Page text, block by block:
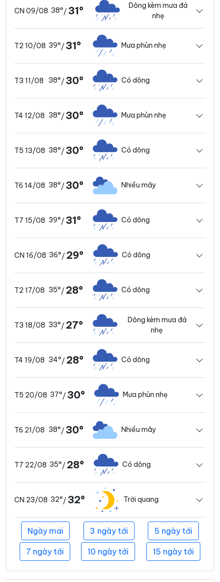
CN 09/08 38°/31°
Dông kèm mưa đá
nhẹ
T2 10/08 39°/31° Mưa phùn nhẹ
T3 11/08 38°/30° Có dông
T4 12/08 38°/30° Mưa phùn nhẹ
T5 13/08 38°/30° Có dông
T6 14/08 38°/30° Nhiều mây
T7 15/08 39°/31° Có dông
CN 16/08 36°/ 29° Có dông
T2 17/08 35°/ 28° Có dông
T3 18/08 33°/ 27°
Dông kèm mưa đá
nhẹ
T4 19/08 34°/ 28° Có dông
T5 20/08 37°/30° Mưa phùn nhẹ
T6 21/08 38°/30° Nhiều mây
T7 22/08 35°/ 28° Có dông
CN 23/08 32°/32° Trời quang
Ngày mai 3 ngày tới 5 ngày tới
7 ngày tới 10 ngày tới 15 ngày tới